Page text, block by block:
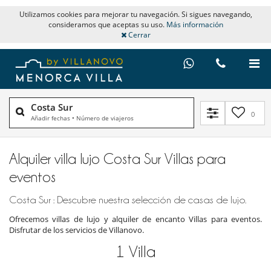
Utilizamos cookies para mejorar tu navegación. Si sigues navegando,
consideramos que aceptas su uso. Más información
Cerrar
Costa Sur
Añadir fechas • Número de viajeros 0
Alquiler villa lujo Costa Sur Villas para
eventos
Costa Sur : Descubre nuestra selección de casas de lujo.
Ofrecemos villas de lujo y alquiler de encanto Villas para eventos.
Disfrutar de los servicios de Villanovo.
1 Villa